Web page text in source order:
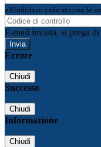
all'indirizzo indicato con le
E-mail inviata, si prega
Errore
Chiudi
Successo
Chiudi
Informazione
Chiudi